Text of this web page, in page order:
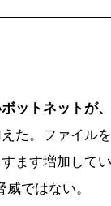
ットネットが
た。ファイル
ます増加して
ではない。